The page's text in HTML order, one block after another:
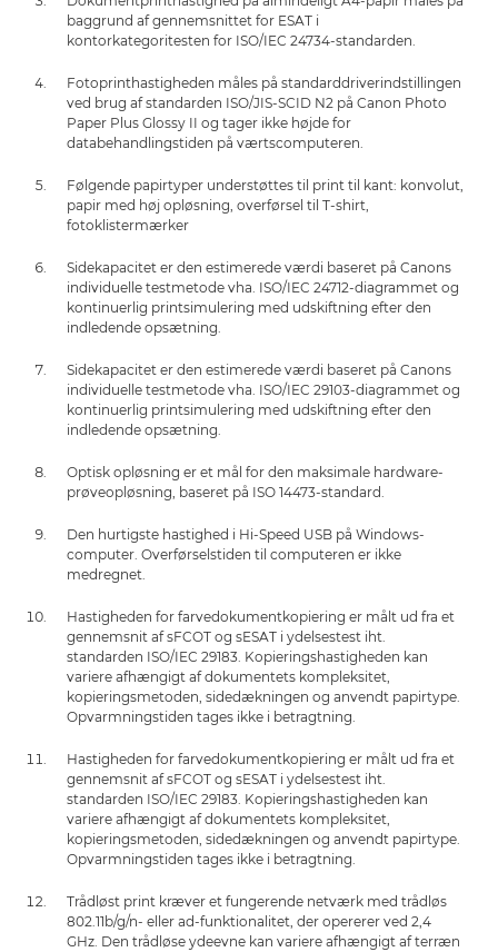
baggrund af gennemsnittet for ESAT i
kontorkategoritesten for ISO/IEC 24734-standarden.
Fotoprinthastigheden måles på standarddriverindstillingen
ved brug af standarden ISO/JIS-SCID N2 på Canon Photo
Paper Plus Glossy II og tager ikke højde for
databehandlingstiden på værtscomputeren.
Følgende papirtyper understøttes til print til kant: konvolut,
papir med høj opløsning, overførsel til T-shirt,
fotoklistermærker
Sidekapacitet er den estimerede værdi baseret på Canons
individuelle testmetode vha. ISO/IEC 24712-diagrammet og
kontinuerlig printsimulering med udskiftning efter den
indledende opsætning.
Sidekapacitet er den estimerede værdi baseret på Canons
individuelle testmetode vha. ISO/IEC 29103-diagrammet og
kontinuerlig printsimulering med udskiftning efter den
indledende opsætning.
Optisk opløsning er et mål for den maksimale hardware-
prøveopløsning, baseret på ISO 14473-standard.
Den hurtigste hastighed i Hi-Speed USB på Windows-
computer. Overførselstiden til computeren er ikke
medregnet.
Hastigheden for farvedokumentkopiering er målt ud fra et
gennemsnit af sFCOT og sESAT i ydelsestest iht.
standarden ISO/IEC 29183. Kopieringshastigheden kan
variere afhængigt af dokumentets kompleksitet,
kopieringsmetoden, sidedækningen og anvendt papirtype.
Opvarmningstiden tages ikke i betragtning.
Hastigheden for farvedokumentkopiering er målt ud fra et
gennemsnit af sFCOT og sESAT i ydelsestest iht.
standarden ISO/IEC 29183. Kopieringshastigheden kan
variere afhængigt af dokumentets kompleksitet,
kopieringsmetoden, sidedækningen og anvendt papirtype.
Opvarmningstiden tages ikke i betragtning.
Trådløst print kræver et fungerende netværk med trådløs
802.11b/g/n- eller ad-funktionalitet, der opererer ved 2,4
GHz. Den trådløse ydeevne kan variere afhængigt af terræn